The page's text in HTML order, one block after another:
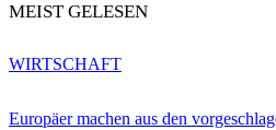
MEIST GELESEN
Europäer machen aus den
WIRTSCHAFT